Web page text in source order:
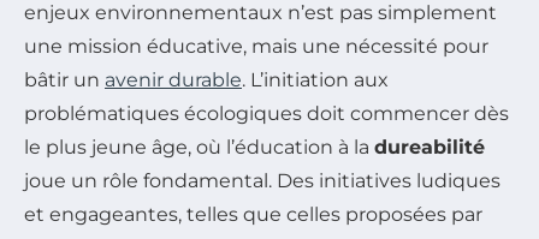
enjeux environnementaux n’est pas simplement
une mission éducative, mais une nécessité pour
bâtir un avenir durable. L’initiation aux
problématiques écologiques doit commencer dès
le plus jeune âge, où l’éducation à la dureabilité
joue un rôle fondamental. Des initiatives ludiques
et engageantes, telles que celles proposées par